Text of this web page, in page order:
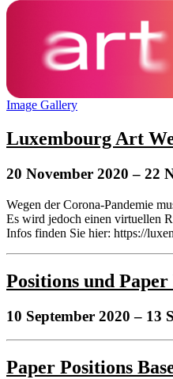
Image Gallery
Luxembourg Art
20 November 2020 – 22
Wegen der Corona-Pandemie
Es wird jedoch einen virtuellen
Infos finden Sie hier: https://
Positions und
10 September 2020 – 13
Paper Positions